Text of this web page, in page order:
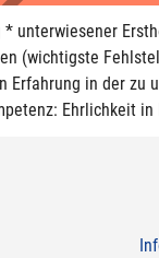
* unterwiesener
(wichtigste
Erfahrung in der
Ehrlichkeit